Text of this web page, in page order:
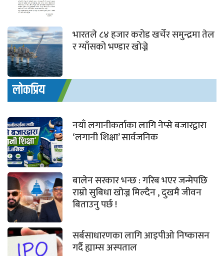
भारतले ८४ हजार करोड खर्चेर समुन्द्रमा तेल
र ग्याँसको भण्डार खोज्ने
लोकप्रिय
नयाँ लगानीकर्ताका लागि नेप्से बजारद्वारा
‘लगानी शिक्षा’ सार्वजनिक
बालेन सरकार भन्छ : गरिब भएर जन्मेपछि
राम्रो सुबिधा खोज्न मिल्दैन , दुखमै जीवन
बिताउनु पर्छ !
सर्बसाधारणका लागि आइपीओ निष्कासन
गर्दै ह्याम्स अस्पताल